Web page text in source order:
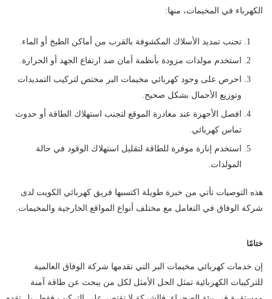
الكهرباء في المخيمات، منها:
تجنب تمديد الأسلاك المكشوفة بالقرب من أماكن الطبخ أو الماء.
استخدم مولدات مزودة بأنظمة أمان ضد ارتفاع الجهد أو الحرارة.
احرص على وجود كهربائي مخيمات البر مختص لتركيب التمديدات
وتوزيع الأحمال بشكل صحيح.
افصل الأجهزة عند مغادرة الموقع لتجنب استهلاك الطاقة أو حدوث
تماس كهربائي.
استخدم إنارة موفرة للطاقة لتقليل استهلاك الوقود في حالة
المولدات.
هذه التوصيات تأتي من خبرة طويلة اكتسبها فريق كهربائي الكويت لدى
شركة الوفاق في التعامل مع مختلف أنواع المواقع الخارجية والمخيمات.
ختامًا
إن خدمات كهربائي مخيمات البر التي تقدمها شركة الوفاق العالمية
للتركيبات الكهربائية تمثل الحل الأمثل لكل من يبحث عن طاقة آمنة